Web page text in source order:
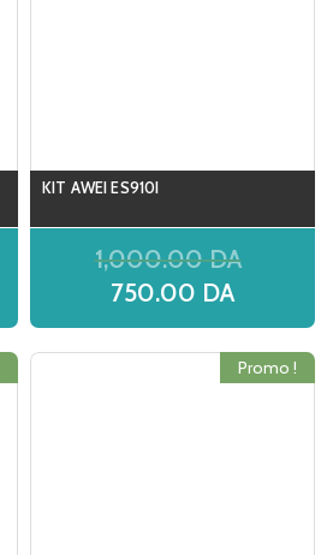
KIT AWEI ES910I
1,000.00DA
750.00 DA
Promo !